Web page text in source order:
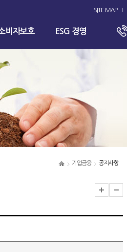
SITE MAP
비자보호 ESG 경영
기업금융 공지사항